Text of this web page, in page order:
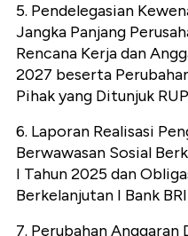
5. Pendelegasian
Jangka Panjang
Rencana Kerja dan
2027 beserta
Pihak yang Ditunjuk
6. Laporan Realisasi
Berwawasan Sosial
I Tahun 2025 dan
Berkelanjutan I Bank
7. Perubahan Anggaran